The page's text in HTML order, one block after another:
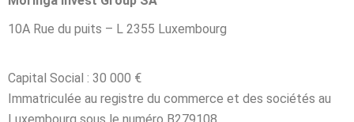
10A Rue du puits – L 2355 Luxembourg
Capital Social : 30 000 €
Immatriculée au registre du commerce et des sociétés au